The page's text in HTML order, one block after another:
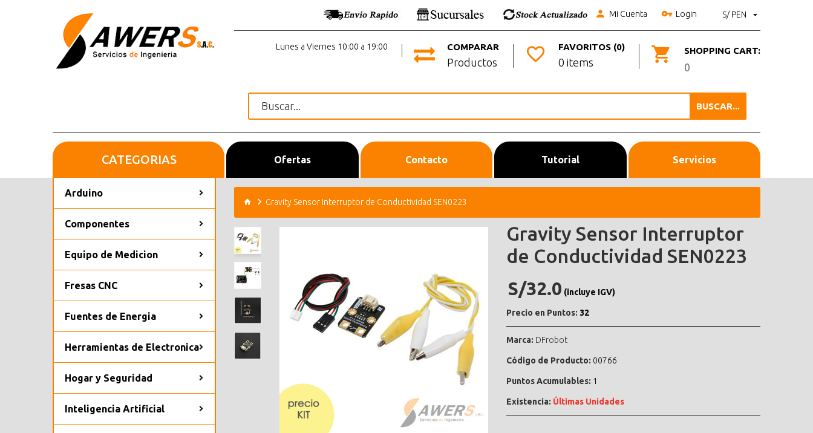
S/ PEN
Mi Cuenta Login
SHOPPING CART:
0
FAVORITOS (0)
0 items
COMPARAR
Productos
Lunes a Viernes 10:00 a 19:00
BUSCAR...
Inicio Ofertas Contacto Tutorial Servicios
CATEGORIAS
Arduino
Componentes
Equipo de Medicion
Fresas CNC
Fuentes de Energia
Herramientas de Electronica
Hogar y Seguridad
Inteligencia Artificial
Gravity Sensor Interruptor de Conductividad SEN0223
Gravity Sensor Interruptor
de Conductividad SEN0223
S/32.0 (incluye IGV)
Precio en Puntos: 32
Marca: DFrobot
Código de Producto: 00766
Puntos Acumulables: 1
Existencia: Últimas Unidades